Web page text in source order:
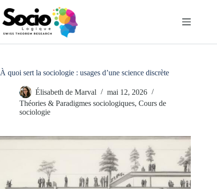
au
contenu
À quoi sert la sociologie : usages d’une science discrète
Élisabeth de Marval
mai 12, 2026
Théories & Paradigmes sociologiques, Cours de
sociologie